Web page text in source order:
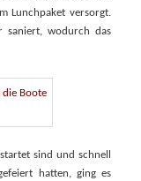
Lunchpaket versorgt.
saniert, wodurch das
sind und schnell
hatten, ging es